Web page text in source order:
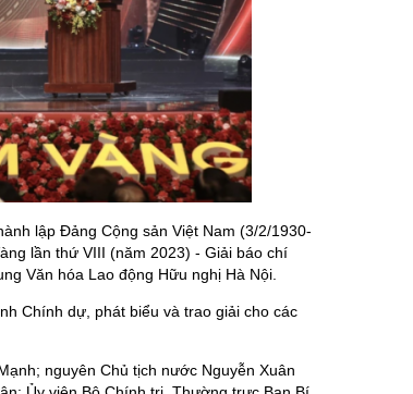
lập Đảng Cộng sản Việt Nam (3/2/1930-
lần thứ VIII (năm 2023) - Giải báo chí
Văn hóa Lao động Hữu nghị Hà Nội.
Chính dự, phát biểu và trao giải cho các
nguyên Chủ tịch nước Nguyễn Xuân